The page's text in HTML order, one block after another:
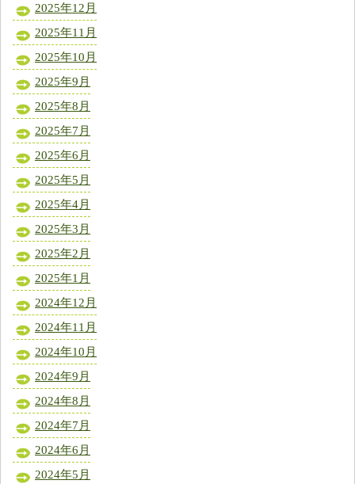
2025年12月
2025年11月
2025年10月
2025年9月
2025年8月
2025年7月
2025年6月
2025年5月
2025年4月
2025年3月
2025年2月
2025年1月
2024年12月
2024年11月
2024年10月
2024年9月
2024年8月
2024年7月
2024年6月
2024年5月